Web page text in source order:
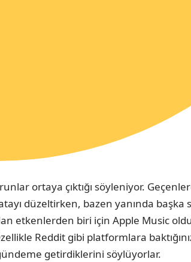
ortaya çıktığı söyleniyor.
düzeltirken, bazen yanında başka
etkenlerden biri için Apple Music
Reddit gibi platformlara
getirdiklerini söylüyorlar.